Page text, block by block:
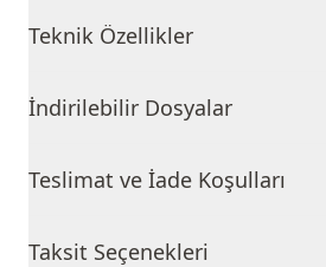
Teknik Özellikler
İndirilebilir Dosyalar
Teslimat ve İade Koşulları
Taksit Seçenekleri